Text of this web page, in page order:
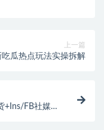
上一篇
瓜热点玩法实操拆解
+Ins/FB社媒